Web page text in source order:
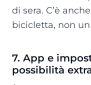
di sera. C’è
bicicletta, non
7. App e
possibilità